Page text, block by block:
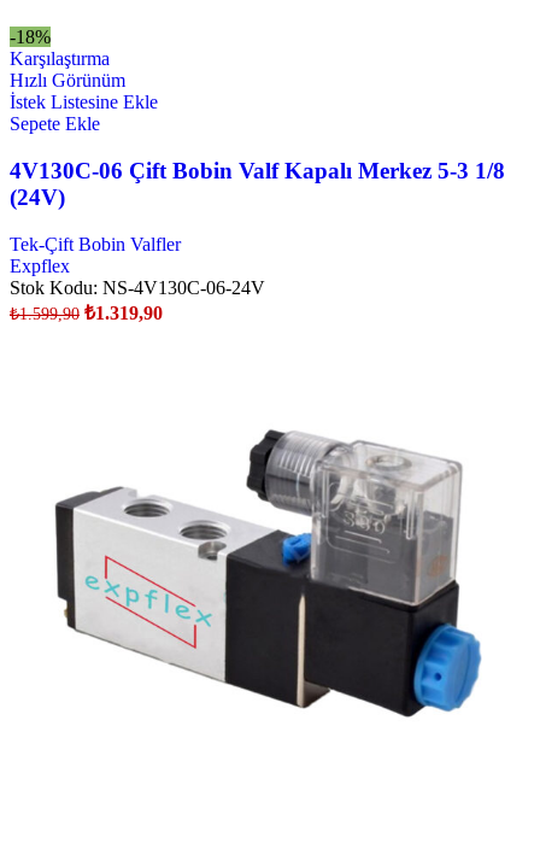
-18%
Karşılaştırma
Hızlı Görünüm
İstek Listesine Ekle
Sepete Ekle
4V130C-06 Çift Bobin Valf Kapalı Merkez 5-3 1/8
(24V)
Tek-Çift Bobin Valfler
Expflex
Stok Kodu: NS-4V130C-06-24V
₺1.599,90 ₺1.319,90